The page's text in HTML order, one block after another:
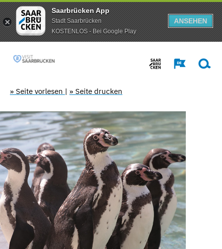
Saarbrücken App
Stadt Saarbrücken
KOSTENLOS - Bei Google Play
ANSEHEN
» Seite vorlesen | » Seite drucken